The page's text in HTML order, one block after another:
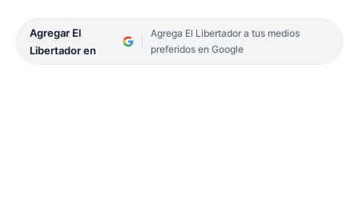
Agregar El
Libertador en
Agrega El Libertador a tus medios
preferidos en Google